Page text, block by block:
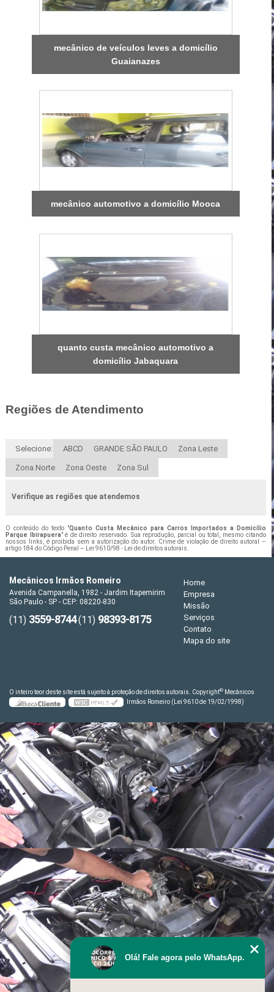
mecânico de veículos leves a domicílio
Guaianazes
mecânico automotivo a domicílio Mooca
quanto custa mecânico automotivo a
domicílio Jabaquara
Regiões de Atendimento
Selecione: ABCD GRANDE SÃO PAULO Zona Leste
Zona Norte Zona Oeste Zona Sul
Verifique as regiões que atendemos
O conteúdo do texto "Quanto Custa Mecânico para Carros Importados a Domicílio
Parque Ibirapuera" é de direito reservado. Sua reprodução, parcial ou total, mesmo citando
nossos links, é proibida sem a autorização do autor. Crime de violação de direito autoral –
artigo 184 do Código Penal – Lei 9610/98 - Lei de direitos autorais.
Mecânicos Irmãos Romeiro
Avenida Campanella, 1982 - Jardim Itapemirim
São Paulo - SP - CEP: 08220-830
(11) 3559-8744(11) 98393-8175
Home
Empresa
Missão
Serviços
Contato
Mapa do site
O inteiro teor deste site está sujeito à proteção de direitos autorais. Copyright© Mecânicos
Irmãos Romeiro (Lei 9610 de 19/02/1998)
Olá! Fale agora pelo WhatsApp.